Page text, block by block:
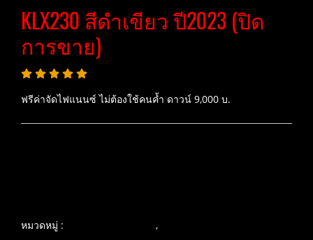
KLX230 สีดำเขียว ปี2023 (ปิด
การขาย)
ฟรีค่าจัดไฟแนนซ์ ไม่ต้องใช้คนค้ำ ดาวน์ 9,000 บ.
หมวดหมู่ : ,